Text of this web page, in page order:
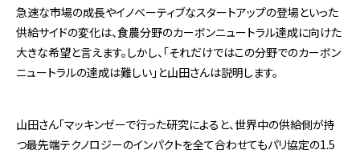
急速な市場の成長やイノベーティブなスタートアップの登場といった
供給サイドの変化は、食農分野のカーボンニュートラル達成に向けた
大きな希望と言えます。しかし、「それだけではこの分野でのカーボン
ニュートラルの達成は難しい」と山田さんは説明します。
山田さん「マッキンゼーで行った研究によると、世界中の供給側が持
つ最先端テクノロジーのインパクトを全て合わせてもパリ協定の1.5